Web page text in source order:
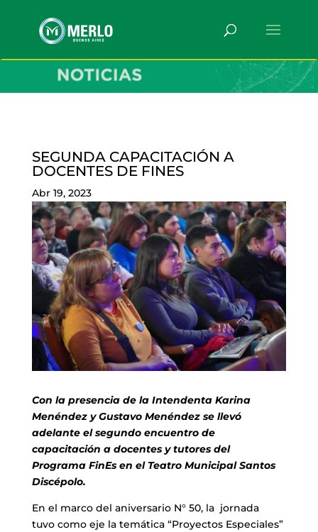
SEGUNDA CAPACITACIÓN A
DOCENTES DE FINES
Abr 19, 2023
Con la presencia de la Intendenta Karina
Menéndez y Gustavo Menéndez se llevó
adelante el segundo encuentro de
capacitación a docentes y tutores del
Programa FinEs en el Teatro Municipal Santos
Discépolo.
En el marco del aniversario N° 50, la jornada
tuvo como eje la temática “Proyectos Especiales”